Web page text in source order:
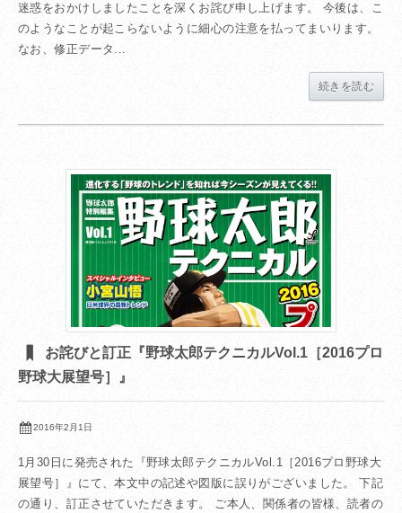
迷惑をおかけしましたことを深くお詫び申し上げます。 今後は、こ
のようなことが起こらないように細心の注意を払ってまいります。
なお、修正データ...
続きを読む
お詫びと訂正『野球太郎テクニカルVol.1［2016プロ
野球大展望号］』
2016年2月1日
1月30日に発売された『野球太郎テクニカルVol.1［2016プロ野球大
展望号］』にて、本文中の記述や図版に誤りがございました。 下記
の通り、訂正させていただきます。 ご本人、関係者の皆様、読者の